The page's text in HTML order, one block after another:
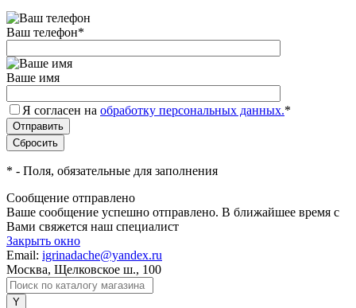
Ваш телефон*
Ваше имя
Я согласен на обработку персональных данных.*
* - Поля, обязательные для заполнения
Сообщение отправлено
Ваше сообщение успешно отправлено. В ближайшее время с
Вами свяжется наш специалист
Закрыть окно
Email: igrinadache@yandex.ru
Москва, Щелковское ш., 100